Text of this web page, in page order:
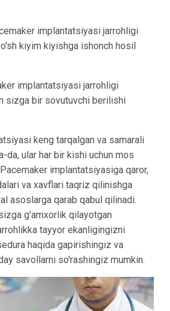
implantatsiyasi jarrohligi
kiyim kiyishga ishonch hosil
implantatsiyasi jarrohligi
sizga bir sovutuvchi berilishi
keng tarqalgan va samarali
da, ular har bir kishi uchun mos
implantatsiyasiga qaror,
va xavflari taqriz qilinishga
asoslarga qarab qabul qilinadi.
g'amxorlik qilayotgan
tayyor ekanligingizni
haqida gapirishingiz va
savollarni so'rashingiz mumkin.